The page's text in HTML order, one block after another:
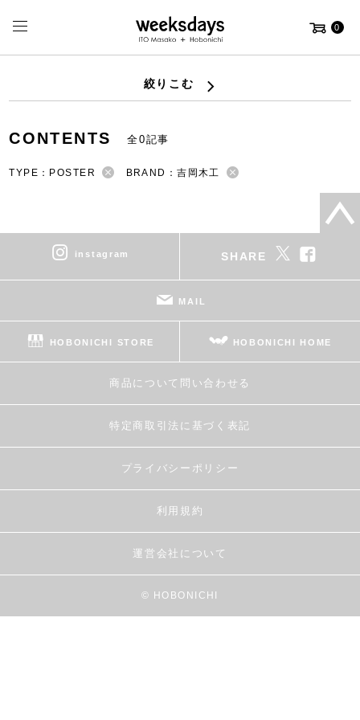
0
絞りこむ
CONTENTS 全0記事
TYPE：POSTER BRAND：吉岡木工
instagram SHARE
MAIL
HOBONICHI STORE HOBONICHI HOME
商品について問い合わせる
特定商取引法に基づく表記
プライバシーポリシー
利用規約
運営会社について
© HOBONICHI